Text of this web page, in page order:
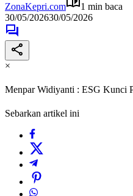
ZonaKepri.com
1 min baca
30/05/202630/05/2026
×
Menpar Widiyanti : ESG Kunci
Sebarkan artikel ini